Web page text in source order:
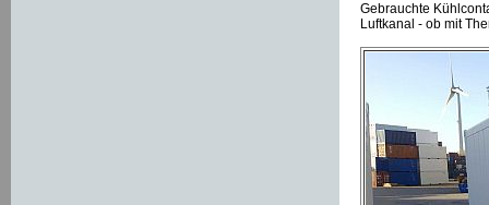
Gebrauchte
Luftkanal - ob mit